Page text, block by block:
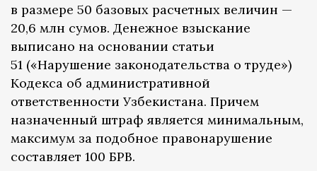
в размере 50 базовых расчетных величин —
20,6 млн сумов. Денежное взыскание
выписано на основании статьи
51 («Нарушение законодательства о труде»)
Кодекса об административной
ответственности Узбекистана. Причем
назначенный штраф является минимальным,
максимум за подобное правонарушение
составляет 100 БРВ.